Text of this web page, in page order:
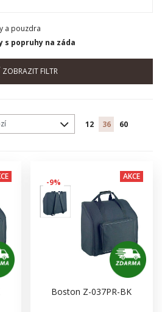
a pouzdra
s popruhy na záda
ZOBRAZIT FILTR
12 36 60
-9%
AKCE
Boston Z-037PR-BK